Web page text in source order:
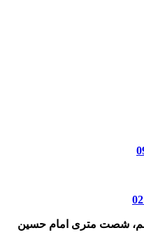
قدیم قم، شصت متری امام حسین